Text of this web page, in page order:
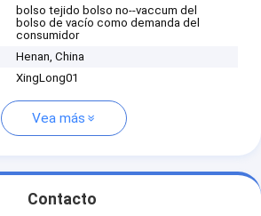
bolso tejido bolso no--vaccum del
bolso de vacío como demanda del
consumidor
Henan, China
XingLong01
Vea más
Contacto